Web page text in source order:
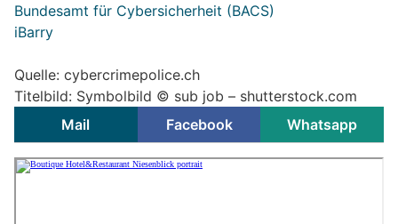
Bundesamt für Cybersicherheit (BACS)
iBarry
Quelle: cybercrimepolice.ch
Titelbild: Symbolbild © sub job – shutterstock.com
Mail
Facebook Whatsapp